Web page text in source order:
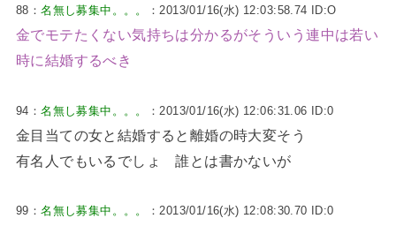
88：名無し募集中。。。 ：2013/01/16(水) 12:03:58.74 ID:O
金でモテたくない気持ちは分かるがそういう連中は若い
時に結婚するべき
94：名無し募集中。。。 ：2013/01/16(水) 12:06:31.06 ID:0
金目当ての女と結婚すると離婚の時大変そう
有名人でもいるでしょ 誰とは書かないが
99：名無し募集中。。。 ：2013/01/16(水) 12:08:30.70 ID:0